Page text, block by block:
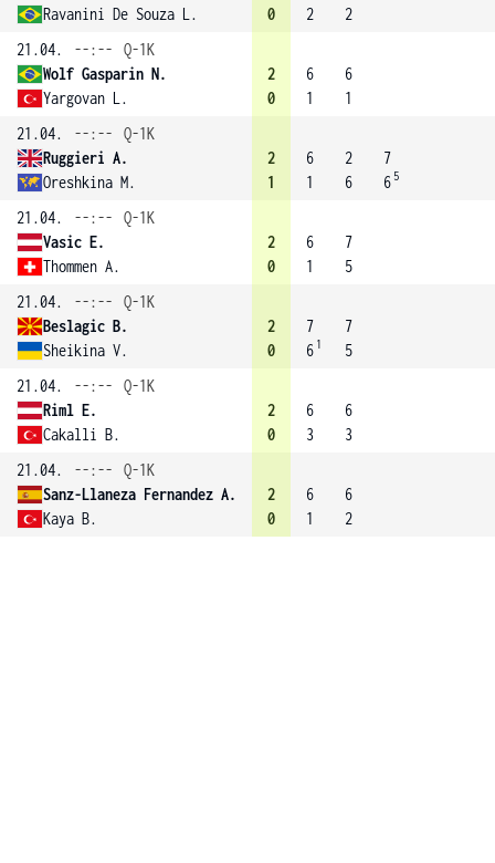
Ravanini De Souza L.
0
2
2
21.04.
--:--
Q-1K
Wolf Gasparin N.
Yargovan L.
2
0
6
1
6
1
21.04.
--:--
Q-1K
Ruggieri A.
Oreshkina M.
2
1
6
1
2
6
7
6 5
21.04. --:--
Q-1K
Vasic E.
Thommen A.
2
0
6
1
7
5
21.04.
--:--
Q-1K
Beslagic B.
Sheikina V.
2
0
7
6 1
7
5
21.04.
--:--
Q-1K
Riml E.
Cakalli B.
2
0
6
3
6
3
21.04.
--:--
Q-1K
Sanz-Llaneza Fernandez A.
Kaya B.
2
0
6
1
6
2